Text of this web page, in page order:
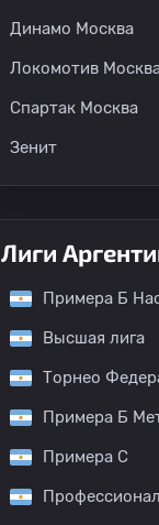
Динамо Москва
Локомотив
Спартак Москва
Зенит
Лиги
Примера Б
Высшая лига
Торнео
Примера Б
Примера C